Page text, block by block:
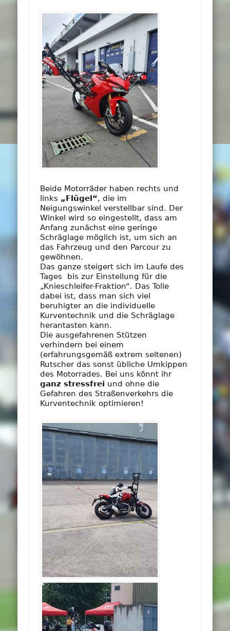
Beide Motorräder haben rechts und
links „Flügel“, die im
Neigungswinkel verstellbar sind. Der
Winkel wird so eingestellt, dass am
Anfang zunächst eine geringe
Schräglage möglich ist, um sich an
das Fahrzeug und den Parcour zu
gewöhnen.
Das ganze steigert sich im Laufe des
Tages bis zur Einstellung für die
„Knieschleifer-Fraktion“. Das Tolle
dabei ist, dass man sich viel
beruhigter an die individuelle
Kurventechnik und die Schräglage
herantasten kann.
Die ausgefahrenen Stützen
verhindern bei einem
(erfahrungsgemäß extrem seltenen)
Rutscher das sonst übliche Umkippen
des Motorrades. Bei uns könnt ihr
ganz stressfrei und ohne die
Gefahren des Straßenverkehrs die
Kurventechnik optimieren!